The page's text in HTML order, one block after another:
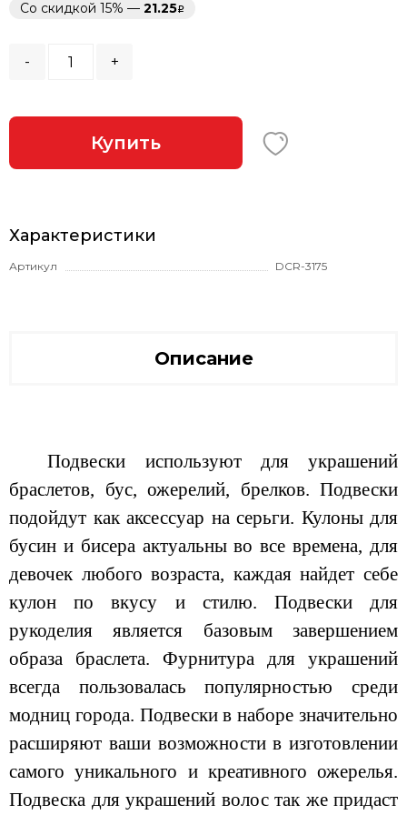
Со скидкой 15% — 21.25
- +
Купить
Характеристики
Артикул DCR-3175
Описание
Подвески используют для украшений
браслетов, бус, ожерелий, брелков. Подвески
подойдут как аксессуар на серьги. Кулоны для
бусин и бисера актуальны во все времена, для
девочек любого возраста, каждая найдет себе
кулон по вкусу и стилю. Подвески для
рукоделия является базовым завершением
образа браслета. Фурнитура для украшений
всегда пользовалась популярностью среди
модниц города. Подвески в наборе значительно
расширяют ваши возможности в изготовлении
самого уникального и креативного ожерелья.
Подвеска для украшений волос так же придаст